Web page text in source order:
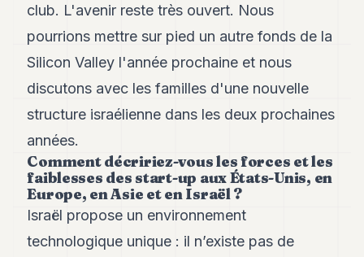
club. L'avenir reste très ouvert. Nous
pourrions mettre sur pied un autre fonds de la
Silicon Valley l'année prochaine et nous
discutons avec les familles d'une nouvelle
structure israélienne dans les deux prochaines
années.
Comment décririez-vous les forces et les
faiblesses des start-up aux États-Unis, en
Europe, en Asie et en Israël ?
Israël propose un environnement
technologique unique : il n’existe pas de